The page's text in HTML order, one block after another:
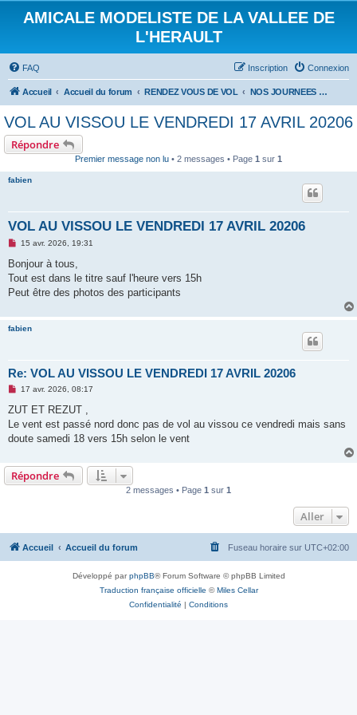
AMICALE MODELISTE DE LA VALLEE DE
L'HERAULT
FAQ Connexion
Inscription
Accueil Accueil du forum RENDEZ VOUS DE VOL NOS JOURNEES DE VOL
VOL AU VISSOU LE VENDREDI 17 AVRIL 20206
Répondre
Premier message non lu • 2 messages • Page 1 sur 1
fabien
VOL AU VISSOU LE VENDREDI 17 AVRIL 20206
M
s
a
g
o
n
15 avr. 2026, 19:31
Bonjour à tous,
Tout est dans le titre sauf l'heure vers 15h
Peut être des photos des participants
fabien
Re: VOL AU VISSOU LE VENDREDI 17 AVRIL 20206
M
s
a
g
o
n
l
17 avr. 2026, 08:17
ZUT ET REZUT ,
Le vent est passé nord donc pas de vol au vissou ce vendredi mais sans
doute samedi 18 vers 15h selon le vent
Répondre
2 messages • Page 1 sur 1
Aller
Accueil Accueil du forum Fuseau horaire sur UTC+02:00
Développé parphpBB® Forum Software © phpBB Limited
Traduction française officielle ©Miles Cellar
Confidentialité | Conditions